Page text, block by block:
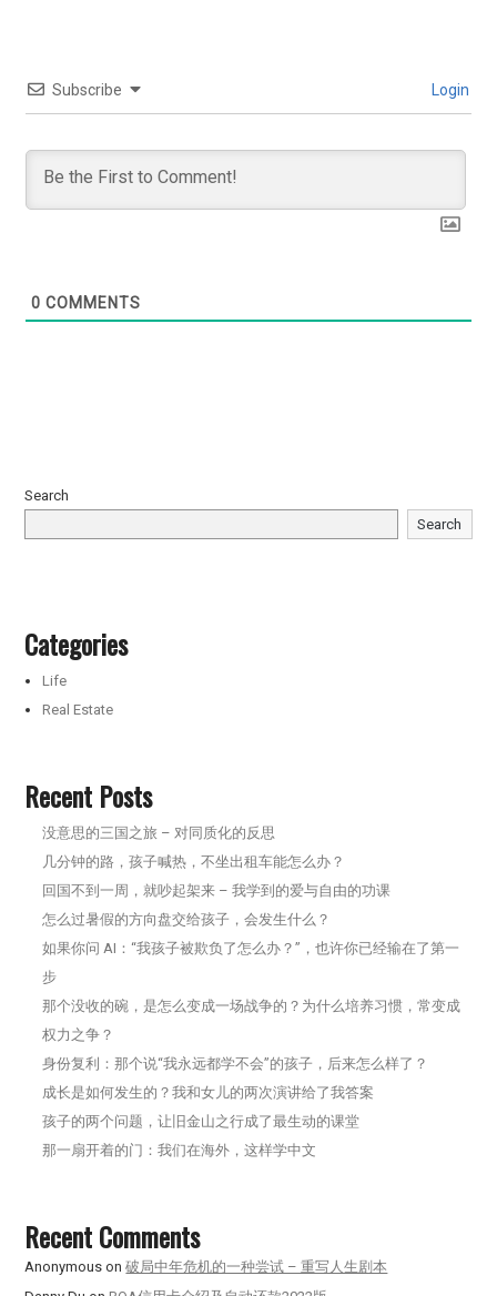
Subscribe Login
0 COMMENTS
Search
Search
Categories
Life
Real Estate
Recent Posts
没意思的三国之旅 – 对同质化的反思
几分钟的路，孩子喊热，不坐出租车能怎么办？
回国不到一周，就吵起架来 – 我学到的爱与自由的功课
怎么过暑假的方向盘交给孩子，会发生什么？
如果你问 AI：“我孩子被欺负了怎么办？”，也许你已经输在了第一
步
那个没收的碗，是怎么变成一场战争的？为什么培养习惯，常变成
权力之争？
身份复利：那个说“我永远都学不会”的孩子，后来怎么样了？
成长是如何发生的？我和女儿的两次演讲给了我答案
孩子的两个问题，让旧金山之行成了最生动的课堂
那一扇开着的门：我们在海外，这样学中文
Recent Comments
Anonymous on破局中年危机的一种尝试 – 重写人生剧本